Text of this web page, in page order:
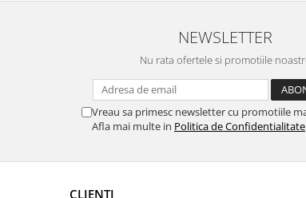
NEWSLETTER
Nu rata ofertele si promotiile
Vreau sa primesc newsletter cu promotiile
Afla mai multe in Politica de Confidentialitate
CLIENTI